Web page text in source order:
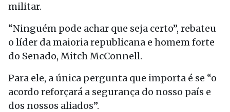
militar.
“Ninguém pode achar que seja certo”, rebateu
o líder da maioria republicana e homem forte
do Senado, Mitch McConnell.
Para ele, a única pergunta que importa é se “o
acordo reforçará a segurança do nosso país e
dos nossos aliados”.